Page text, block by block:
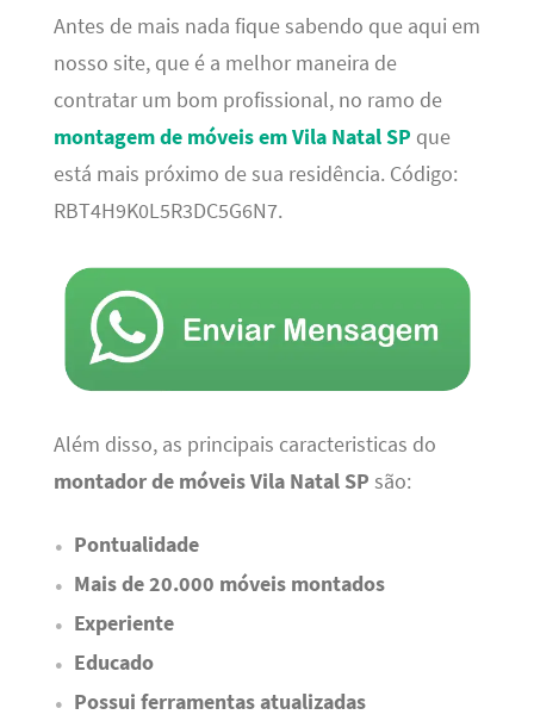
Antes de mais nada fique sabendo que aqui em
nosso site, que é a melhor maneira de
contratar um bom profissional, no ramo de
montagem de móveis em Vila Natal SP que
está mais próximo de sua residência. Código:
RBT4H9K0L5R3DC5G6N7.
Além disso, as principais caracteristicas do
montador de móveis Vila Natal SP são:
Pontualidade
Mais de 20.000 móveis montados
Experiente
Educado
Possui ferramentas atualizadas